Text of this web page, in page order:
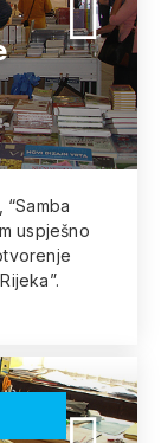
uspješno